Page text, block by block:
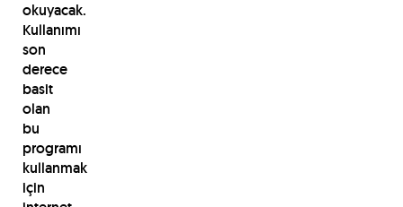
okuyacak.
Kullanımı
son
derece
basit
olan
bu
programı
kullanmak
için